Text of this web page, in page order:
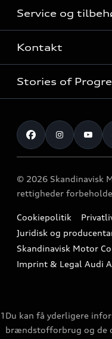
Audi plug-in
Audi stationcars
Firmabil
Audi Approved
Brugte biler
Opladning af din el
Forsikring
Service og
Audi Shoppen
Lær din Audi at kende
Audi Vejhjælp
Garanti
Audi Værkstedstest
Kontakt
Find forhandler og
Book service
Book prøvetur
Bliv kontaktet af
Nyhedsbrev
Kontakt Audi
Hjemmeside feedback
Stories of
Teknologi
Fremtid
Design
Omtanke
© 2026 Skandinavisk
rettigheder
Cookiepolitik
Juridisk og
Skandinavisk Motor
Imprint & Legal Audi
1 Du kan få yderligere
brændstofforbrug og de